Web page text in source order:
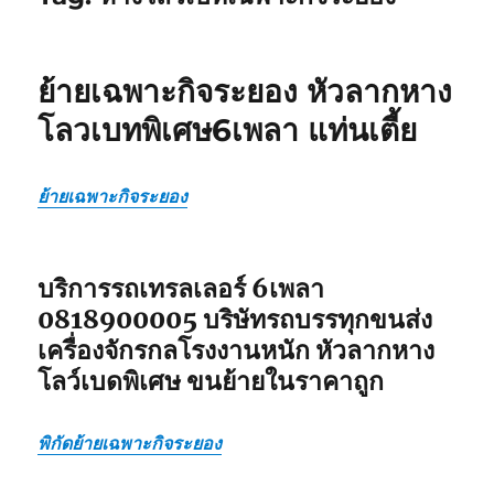
ย้ายเฉพาะกิจระยอง หัวลากหาง
โลวเบทพิเศษ6เพลา แท่นเตี้ย
ย้ายเฉพาะกิจระยอง
บริการรถเทรลเลอร์ 6เพลา
0818900005 บริษัทรถบรรทุกขนส่ง
เครื่องจักรกลโรงงานหนัก หัวลากหาง
โลว์เบดพิเศษ ขนย้ายในราคาถูก
พิกัดย้ายเฉพาะกิจระยอง